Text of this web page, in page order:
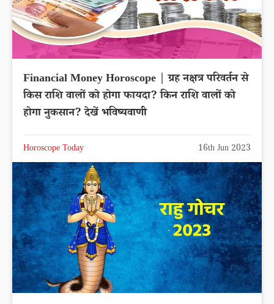
Financial Money Horoscope | ग्रह नक्षत्र परिवर्तन से
किस राशि वालों को होगा फायदा? किन राशि वालों को
होगा नुकसान? देखें भविष्यवाणी
Horoscope Today 16th Jun 2023